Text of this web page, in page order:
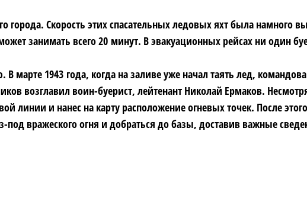
города. Скорость этих спасательных ледовых яхт была намного
занимать всего 20 минут. В эвакуационных рейсах ни один
марте 1943 года, когда на заливе уже начал таять лед,
возглавил воин-буерист, лейтенант Николай Ермаков.
линии и нанес на карту расположение огневых точек. После
под вражеского огня и добраться до базы, доставив важные